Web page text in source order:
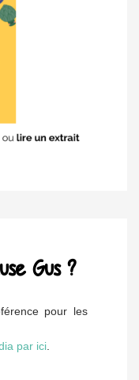
Gus ?
pour les
par ici